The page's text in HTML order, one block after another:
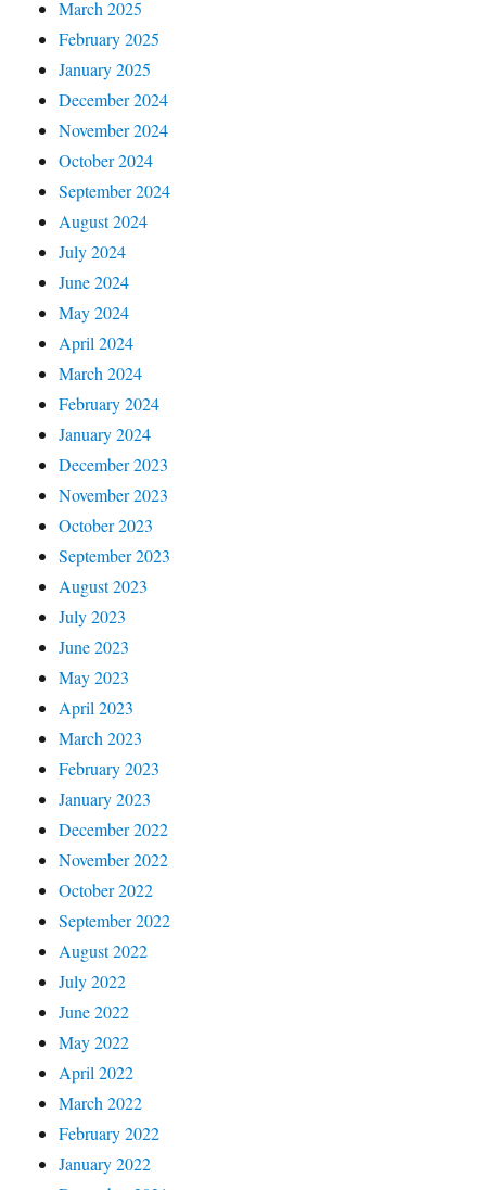
March 2025
February 2025
January 2025
December 2024
November 2024
October 2024
September 2024
August 2024
July 2024
June 2024
May 2024
April 2024
March 2024
February 2024
January 2024
December 2023
November 2023
October 2023
September 2023
August 2023
July 2023
June 2023
May 2023
April 2023
March 2023
February 2023
January 2023
December 2022
November 2022
October 2022
September 2022
August 2022
July 2022
June 2022
May 2022
April 2022
March 2022
February 2022
January 2022